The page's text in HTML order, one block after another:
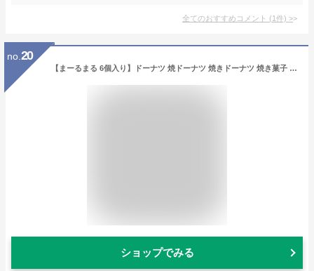
全てのおすすめコメント (1件) >
no. 20
【まーるまる 6個入り】ドーナツ 焼ドーナツ 焼きドーナツ 焼き菓子 焼菓子 ベイクドドーナツ 個包装 ギフト プレゼント 洋菓子 お菓子 おやつ 手土産 土産 お返し お持たせ プチギフト お茶うけ お茶請け お供え物 粗品 御礼 おもたせ 手土産 お配り 詰合せ 詰め合わせ
ショップでみる